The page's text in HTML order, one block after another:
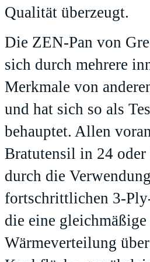
Qualität überzeugt.
Die ZEN-Pan von
sich durch mehrere
Merkmale von
und hat sich so als
behauptet. Allen
Bratutensil in 24
durch die
fortschrittlichen 3-
die eine gleichmäßige
Wärmeverteilung